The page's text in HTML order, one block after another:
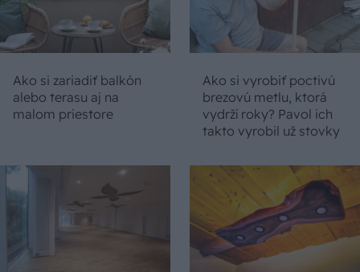
Ako si zariadiť balkón
alebo terasu aj na
malom priestore
Ako si vyrobiť poctivú
brezovú metlu, ktorá
vydrží roky? Pavol ich
takto vyrobil už stovky